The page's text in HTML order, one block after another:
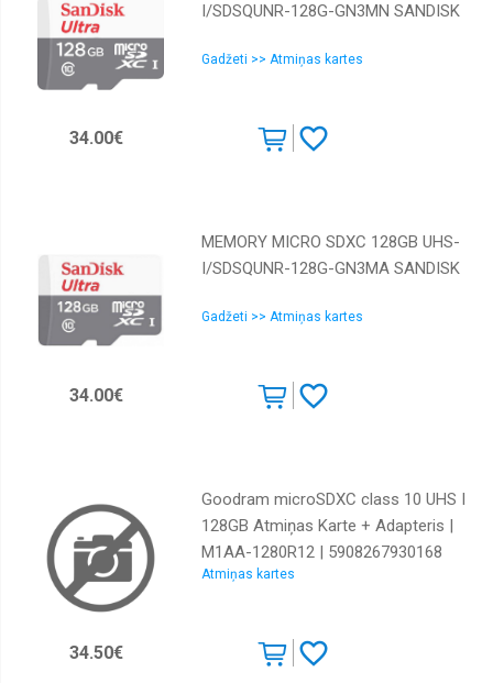
I/SDSQUNR-128G-GN3MN SANDISK
Gadžeti >> Atmiņas kartes
34.00€
MEMORY MICRO SDXC 128GB UHS-
I/SDSQUNR-128G-GN3MA SANDISK
Gadžeti >> Atmiņas kartes
34.00€
Goodram microSDXC class 10 UHS I
128GB Atmiņas Karte + Adapteris |
M1AA-1280R12 | 5908267930168
Atmiņas kartes
34.50€